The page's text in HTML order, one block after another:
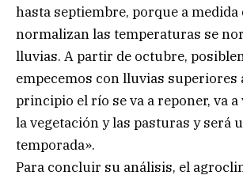
hasta septiembre, porque a medida
normalizan las temperaturas se
lluvias. A partir de octubre,
empecemos con lluvias superiores
principio el río se va a reponer, va
la vegetación y las pasturas y será
temporada».
Para concluir su análisis, el